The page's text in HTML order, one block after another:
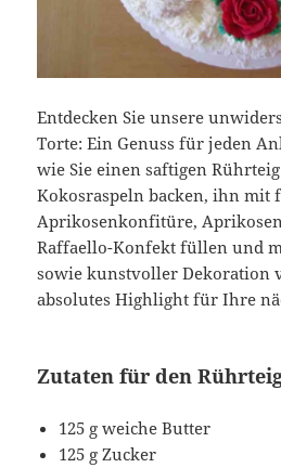
Entdecken Sie unsere
Torte: Ein Genuss für jeden
wie Sie einen saftigen
Kokosraspeln backen, ihn mit
Aprikosenkonfitüre,
Raffaello-Konfekt füllen und
sowie kunstvoller Dekoration
absolutes Highlight für Ihre
Zutaten für den
125 g weiche Butter
125 g Zucker